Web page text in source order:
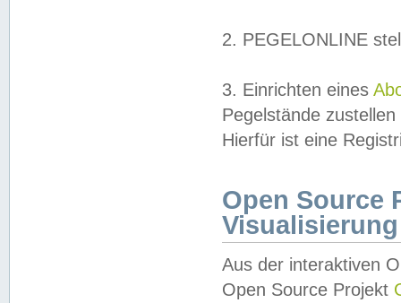
2. PEGELONLINE
3. Einrichten eines
Pegelstände
Hierfür ist eine
Open Source
Visualisierung
Aus der interaktiven
Open Source Projekt